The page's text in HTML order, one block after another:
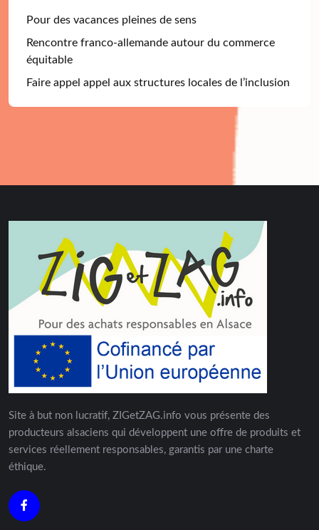
Pour des vacances pleines de sens
Rencontre franco-allemande autour du commerce
équitable
Faire appel appel aux structures locales de l’inclusion
Site à but non lucratif, ZIGetZAG.info vous présente des
producteurs alsaciens qui développent une offre de produits et
services réellement responsables, garantis par une charte
éthique.